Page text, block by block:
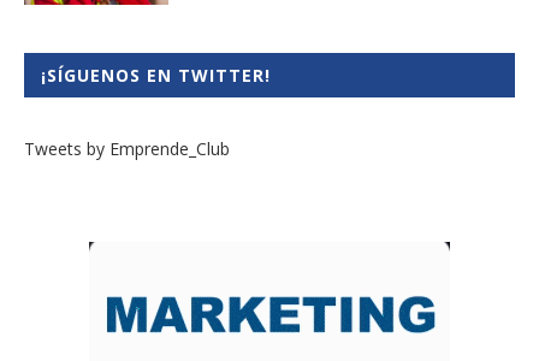
¡SÍGUENOS EN TWITTER!
Tweets by Emprende_Club